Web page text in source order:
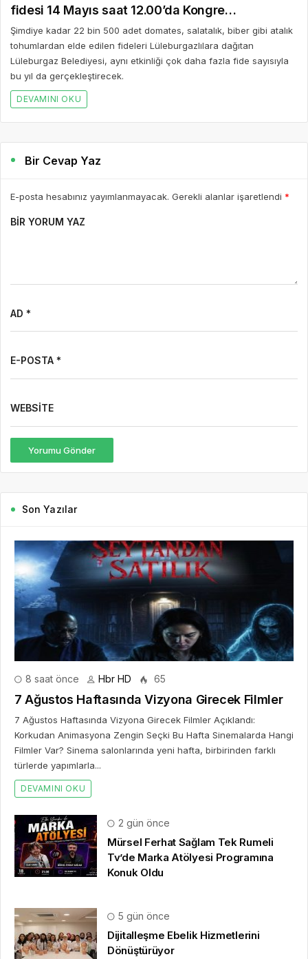
fidesi 14 Mayıs saat 12.00’da Kongre
Meydanında vatandaşla paylaşılacak
Şimdiye kadar 22 bin 500 adet domates, salatalık, biber gibi atalık
tohumlardan elde edilen fideleri Lüleburgazlılara dağıtan
Lüleburgaz Belediyesi, aynı etkinliği çok daha fazla fide sayısıyla
bu yıl da gerçekleştirecek.
DEVAMINI OKU
Bir Cevap Yaz
E-posta hesabınız yayımlanmayacak. Gerekli alanlar işaretlendi *
BIR YORUM YAZ
AD *
E-POSTA *
WEBSITE
Yorumu Gönder
Son Yazılar
8 saat önce Hbr HD 65
7 Ağustos Haftasında Vizyona Girecek Filmler
7 Ağustos Haftasında Vizyona Girecek Filmler Açıklandı:
Korkudan Animasyona Zengin Seçki Bu Hafta Sinemalarda Hangi
Filmler Var? Sinema salonlarında yeni hafta, birbirinden farklı
türlerde yapımlarla...
DEVAMINI OKU
2 gün önce
Mürsel Ferhat Sağlam Tek Rumeli
Tv’de Marka Atölyesi Programına
Konuk Oldu
5 gün önce
Dijitalleşme Ebelik Hizmetlerini
Dönüştürüyor